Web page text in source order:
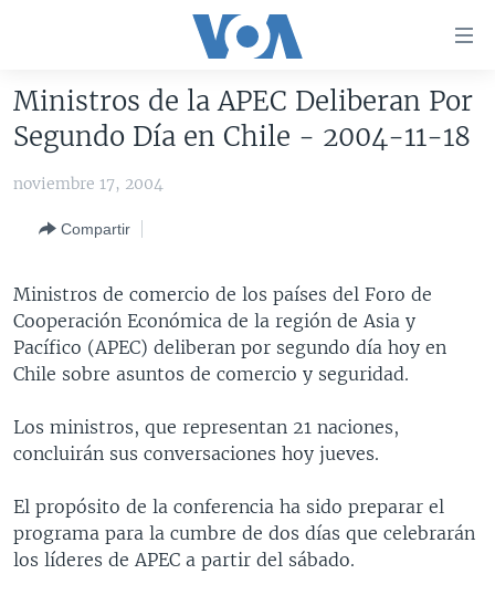
accesibilidad
contenido
Salte
principal
Salte
búsqueda
AMÉRICA DEL NORTE
EEUU
HAITÍ
ELECCIONES EEUU 2024
ELECCIONES EEUU
VOTO DIVIDIDO
VOA VERIFICA
VOA VERIFICA UCRANIA/RUSIA
VOA VERIFICA AMÉRICA LATINA
AMÉRICA LATINA
BOLIVIA
COLOMBIA
PERÚ
VENEZUELA
BRASIL
CENTROAMÉRICA
COSTA RICA
GUATEMALA
NICARAGUA
OTRAS SECCIONES
LIBERTAD DE PRENSA
ECONOMÍA
ENTRETENIMIENTO Y CULTURA
LIBERTAD DE PRENSA
MULTIMEDIA
VIDEOS
PROGRAMAS TV
Ministros de la APEC Deliberan Por
Segundo Día en Chile - 2004-11-18
noviembre 17, 2004
Compartir
Ministros de comercio de los países del Foro de
Cooperación Económica de la región de Asia y
Pacífico (APEC) deliberan por segundo día hoy en
Chile sobre asuntos de comercio y seguridad.
Los ministros, que representan 21 naciones,
concluirán sus conversaciones hoy jueves.
El propósito de la conferencia ha sido preparar el
programa para la cumbre de dos días que celebrarán
los líderes de APEC a partir del sábado.